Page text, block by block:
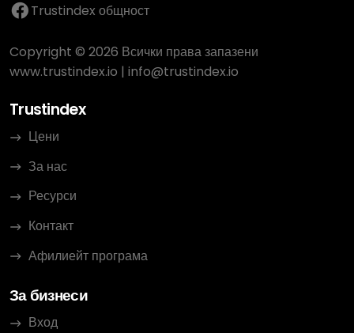
Trustindex общност
Copyright © 2026 Всички права запазени
www.trustindex.io | info@trustindex.io
Trustindex
Цени
За нас
Ресурси
Контакт
Афилиейт програма
За бизнеси
Вход